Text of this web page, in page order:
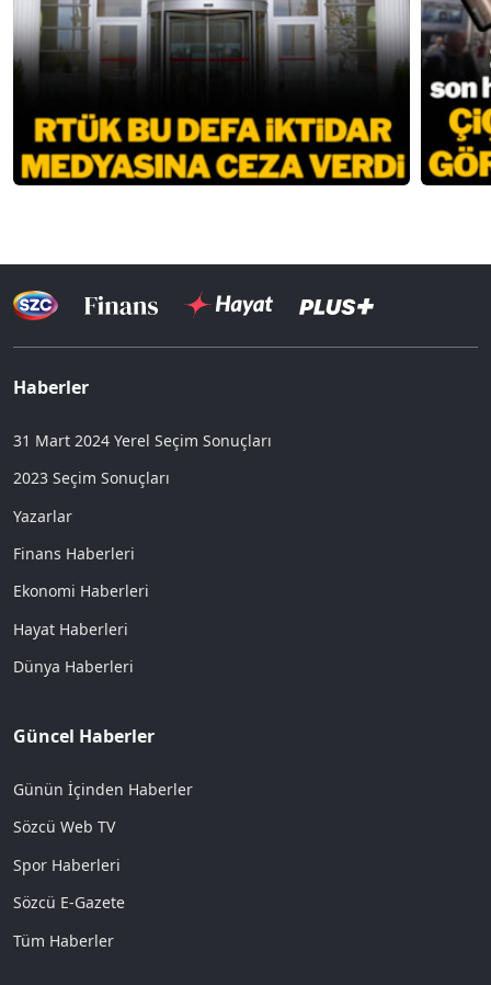
Haberler
31 Mart 2024 Yerel Seçim Sonuçları
2023 Seçim Sonuçları
Yazarlar
Finans Haberleri
Ekonomi Haberleri
Hayat Haberleri
Dünya Haberleri
Güncel Haberler
Günün İçinden Haberler
Sözcü Web TV
Spor Haberleri
Sözcü E-Gazete
Tüm Haberler